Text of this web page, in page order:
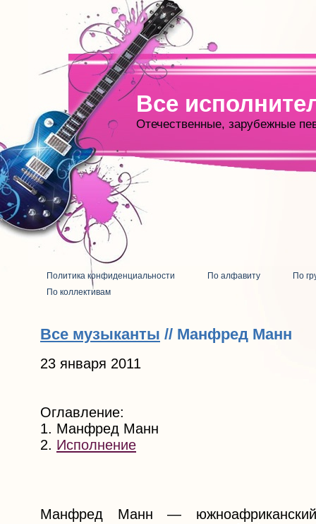
Все
Отечественные, зарубежные
Политика конфиденциальности По алфавиту
По
По коллективам
Все музыканты // Манфред Манн
23 января 2011
Оглавление:
1. Манфред Манн
2. Исполнение
Манфред Манн —